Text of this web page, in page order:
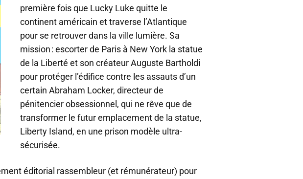
première fois que Lucky Luke quitte le
continent américain et traverse l’Atlantique
pour se retrouver dans la ville lumière. Sa
mission : escorter de Paris à New York la statue
de la Liberté et son créateur Auguste Bartholdi
pour protéger l’édifice contre les assauts d’un
certain Abraham Locker, directeur de
pénitencier obsessionnel, qui ne rêve que de
transformer le futur emplacement de la statue,
Liberty Island, en une prison modèle ultra-
sécurisée.
éditorial rassembleur (et rémunérateur) pour